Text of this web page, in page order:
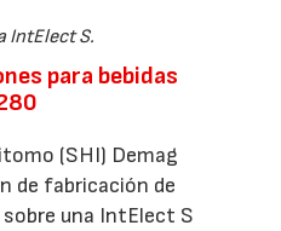
IntElect S.
para bebidas
(SHI) Demag
de fabricación de
una IntElect S